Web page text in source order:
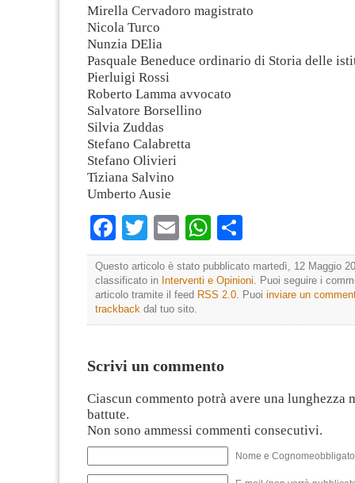
Mirella Cervadoro magistrato
Nicola Turco
Nunzia DElia
Pasquale Beneduce ordinario di Storia delle
Pierluigi Rossi
Roberto Lamma avvocato
Salvatore Borsellino
Silvia Zuddas
Stefano Calabretta
Stefano Olivieri
Tiziana Salvino
Umberto Ausie
Facebook
Twitter
EmailWhatsApp
Questo articolo è stato pubblicato martedì, 12 Maggio
classificato in Interventi e Opinioni . Puoi seguire i
articolo tramite il feed RSS 2.0 . Puoi inviare un
trackback dal tuo sito.
Scrivi un commento
Ciascun commento potrà avere una lunghezza
battute.
Non sono ammessi commenti consecutivi.
Nome e